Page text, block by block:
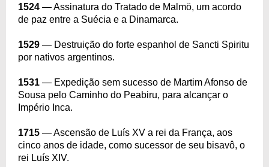
1524 — Assinatura do Tratado de Malmö, um acordo
de paz entre a Suécia e a Dinamarca.
1529 — Destruição do forte espanhol de Sancti Spiritu
por nativos argentinos.
1531 — Expedição sem sucesso de Martim Afonso de
Sousa pelo Caminho do Peabiru, para alcançar o
Império Inca.
1715 — Ascensão de Luís XV a rei da França, aos
cinco anos de idade, como sucessor de seu bisavô, o
rei Luís XIV.